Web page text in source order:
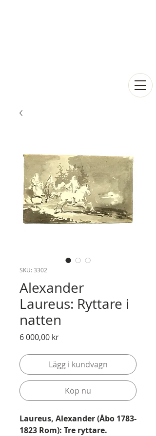
SKU: 3302
Alexander
Laureus: Ryttare i
natten
6 000,00 krPris
Lägg i kundvagn
Köp nu
Laureus, Alexander (Åbo 1783-
1823 Rom): Tre ryttare.